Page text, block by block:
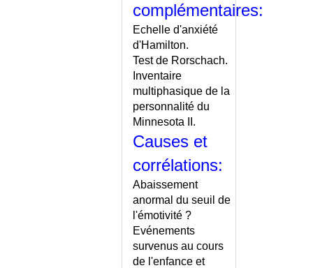
BLAST PULMONAIRE
BLOOM (SYNDROME DE)
BOERHAAVE (SYNDROME DE)
BOITERIE DE L'ENFANT
BORNHOLM (MALADIE DE)
complémentaires:
Echelle d'anxiété
d'Hamilton.
Test de Rorschach.
Inventaire
multiphasique de la
personnalité du
Minnesota II.
Causes et
corrélations:
Abaissement
anormal du seuil de
l'émotivité ?
Evénements
survenus au cours
de l'enfance et